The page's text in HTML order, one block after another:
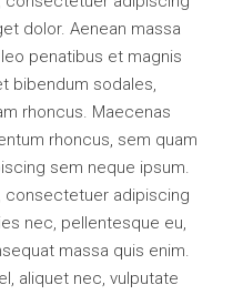
dolor. Aenean massa
penatibus et magnis
bibendum sodales,
rhoncus. Maecenas
rhoncus, sem quam
sem neque ipsum.
consectetuer adipiscing
nec, pellentesque eu,
massa quis enim.
aliquet nec, vulputate